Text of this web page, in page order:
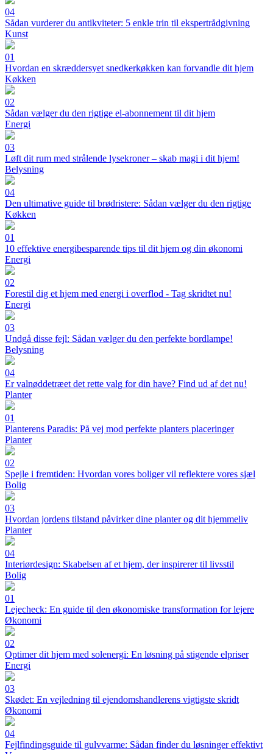
04
Sådan vurderer du antikviteter: 5 enkle trin til ekspertrådgivning
Kunst
01
Hvordan en skræddersyet snedkerkøkken kan forvandle dit hjem
Køkken
02
Sådan vælger du den rigtige el-abonnement til dit hjem
Energi
03
Løft dit rum med strålende lysekroner – skab magi i dit hjem!
Belysning
04
Den ultimative guide til brødristere: Sådan vælger du den rigtige
Køkken
01
10 effektive energibesparende tips til dit hjem og din økonomi
Energi
02
Forestil dig et hjem med energi i overflod - Tag skridtet nu!
Energi
03
Undgå disse fejl: Sådan vælger du den perfekte bordlampe!
Belysning
04
Er valnøddetræet det rette valg for din have? Find ud af det nu!
Planter
01
Planterens Paradis: På vej mod perfekte planters placeringer
Planter
02
Spejle i fremtiden: Hvordan vores boliger vil reflektere vores sjæl
Bolig
03
Hvordan jordens tilstand påvirker dine planter og dit hjemmeliv
Planter
04
Interiørdesign: Skabelsen af et hjem, der inspirerer til livsstil
Bolig
01
Lejecheck: En guide til den økonomiske transformation for lejere
Økonomi
02
Optimer dit hjem med solenergi: En løsning på stigende elpriser
Energi
03
Skødet: En vejledning til ejendomshandlerens vigtigste skridt
Økonomi
04
Fejlfindingsguide til gulvvarme: Sådan finder du løsninger effektivt